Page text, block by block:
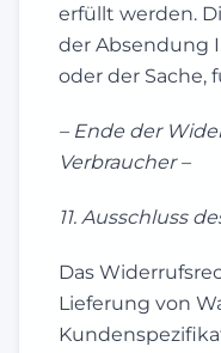
erfüllt werden.
der Absendung
oder der Sache,
– Ende der
Verbraucher –
11. Ausschluss
Das
Lieferung von